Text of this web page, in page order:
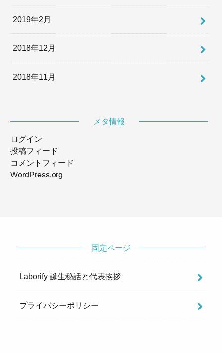
2019年2月
2018年12月
2018年11月
メタ情報
ログイン
投稿フィード
コメントフィード
WordPress.org
固定ページ
Laborify 誕生秘話と代表挨拶
プライバシーポリシー